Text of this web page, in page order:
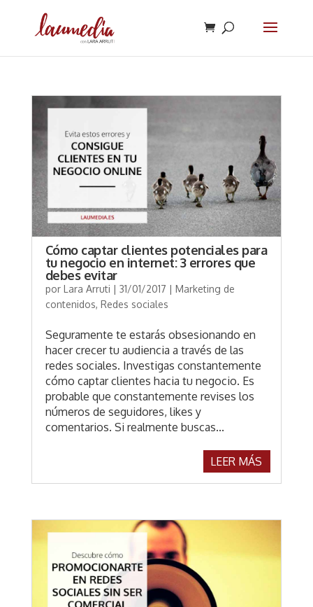
Cómo captar clientes potenciales para
tu negocio en internet: 3 errores que
debes evitar
por Lara Arruti | 31/01/2017 | Marketing de
contenidos, Redes sociales
Seguramente te estarás obsesionando en
hacer crecer tu audiencia a través de las
redes sociales. Investigas constantemente
cómo captar clientes hacia tu negocio. Es
probable que constantemente revises los
números de seguidores, likes y
comentarios. Si realmente buscas...
LEER MÁS